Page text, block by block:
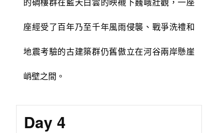
座經受了百年乃至千年風雨侵襲、戰爭洗禮和
地震考驗的古建築群仍舊傲立在河谷兩岸懸崖
峭壁之間。
Day 4